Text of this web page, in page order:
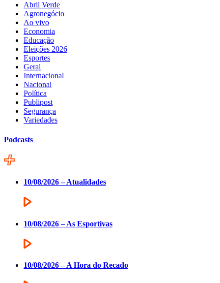
Abril Verde
Agronegócio
Ao vivo
Economia
Educação
Eleições 2026
Esportes
Geral
Internacional
Nacional
Política
Publipost
Segurança
Variedades
Podcasts
10/08/2026 – Atualidades
10/08/2026 – As Esportivas
10/08/2026 – A Hora do Recado